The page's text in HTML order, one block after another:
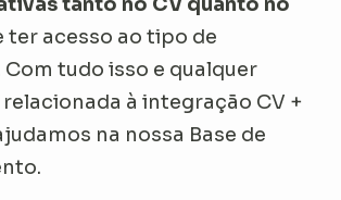
ter acesso ao tipo de
tudo isso e qualquer
à integração CV +
na nossa Base de